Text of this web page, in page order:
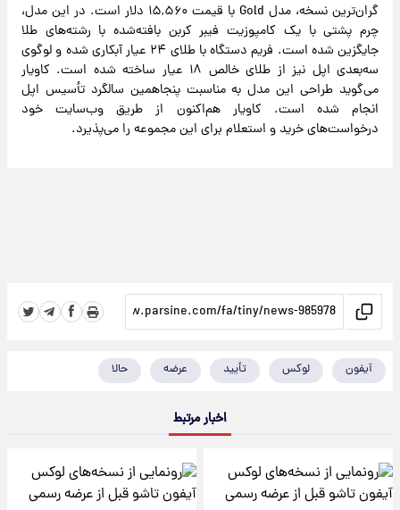
گران‌ترین نسخه، مدل Gold با قیمت ۱۵,۵۶۰ دلار است. در این مدل،
چرم پشتی با یک کامپوزیت فیبر کربن بافته‌شده با رشته‌های طلا
جایگزین شده است. فریم دستگاه با طلای ۲۴ عیار آبکاری شده و لوگوی
سه‌بعدی اپل نیز از طلای خالص ۱۸ عیار ساخته شده است. کاویار
می‌گوید طراحی این مدل به مناسبت پنجاهمین سالگرد تأسیس اپل
انجام شده است. کاویار هم‌اکنون از طریق وب‌سایت خود
درخواست‌های خرید و استعلام برای این مجموعه را می‌پذیرد.
آیفون لوکس تأیید عرضه حالا
اخبار مرتبط